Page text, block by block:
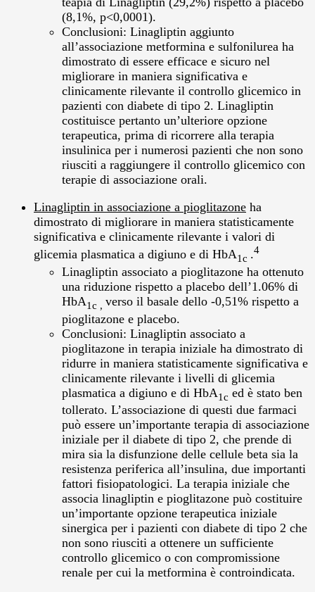
(8,1%, p<0,0001).
Conclusioni: Linagliptin aggiunto
all’associazione metformina e sulfonilurea ha
dimostrato di essere efficace e sicuro nel
migliorare in maniera significativa e
clinicamente rilevante il controllo glicemico in
pazienti con diabete di tipo 2. Linagliptin
costituisce pertanto un’ulteriore opzione
terapeutica, prima di ricorrere alla terapia
insulinica per i numerosi pazienti che non sono
riusciti a raggiungere il controllo glicemico con
terapie di associazione orali.
Linagliptin in associazione a pioglitazone ha
dimostrato di migliorare in maniera statisticamente
significativa e clinicamente rilevante i valori di
glicemia plasmatica a digiuno e di HbA1c .4
Linagliptin associato a pioglitazone ha ottenuto
una riduzione rispetto a placebo dell’1.06% di
HbA1c , verso il basale dello -0,51% rispetto a
pioglitazone e placebo.
Conclusioni: Linagliptin associato a
pioglitazone in terapia iniziale ha dimostrato di
ridurre in maniera statisticamente significativa e
clinicamente rilevante i livelli di glicemia
plasmatica a digiuno e di HbA1c ed è stato ben
tollerato. L’associazione di questi due farmaci
può essere un’importante terapia di associazione
iniziale per il diabete di tipo 2, che prende di
mira sia la disfunzione delle cellule beta sia la
resistenza periferica all’insulina, due importanti
fattori fisiopatologici. La terapia iniziale che
associa linagliptin e pioglitazone può costituire
un’importante opzione terapeutica iniziale
sinergica per i pazienti con diabete di tipo 2 che
non sono riusciti a ottenere un sufficiente
controllo glicemico o con compromissione
renale per cui la metformina è controindicata.